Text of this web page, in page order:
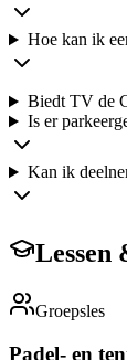
Hoe kan ik
Biedt TV de
Is er
Kan ik
Lessen
Groepsles
Padel- en